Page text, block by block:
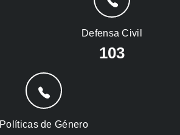
Defensa Civil
103
Políticas de Género